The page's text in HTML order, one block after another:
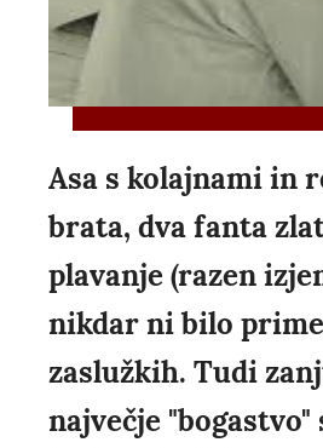
Asa s kolajnami in
brata, dva fanta
plavanje (razen
nikdar ni bilo
zaslužkih. Tudi
največje "bogastvo"